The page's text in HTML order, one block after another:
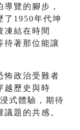
覽的腳步，
了1950年代坤
凍結在時間
待著那位能讓
怖政治受難者
越歷史與時
式體驗，期待
題的共感。